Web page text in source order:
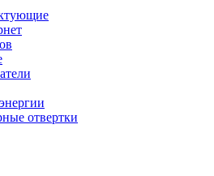
отвертки